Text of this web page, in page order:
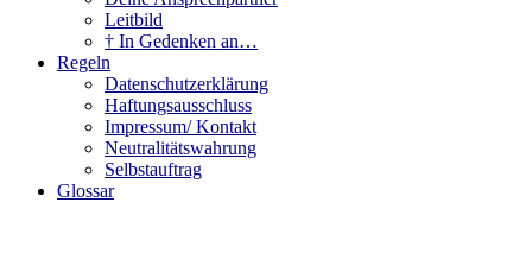
Leitbild
† In Gedenken an…
Regeln
Datenschutzerklärung
Haftungsausschluss
Impressum/ Kontakt
Neutralitätswahrung
Selbstauftrag
Glossar